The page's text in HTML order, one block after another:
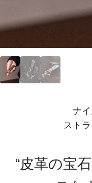
ナ
スト
“皮革の宝